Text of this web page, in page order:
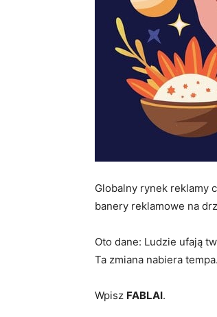
Globalny rynek reklamy
banery reklamowe na
Oto dane: Ludzie ufają
Ta zmiana nabiera
Wpisz FABLAI.